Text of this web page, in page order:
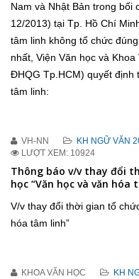
Nam và Nhật Bản trong bối
12/2013) tại Tp. Hồ Chí
tâm linh không tổ chức
nhất, Viện Văn học và
ĐHQG Tp.HCM) quyết định
tâm linh:
VH-NN KH NGỮ VĂN
LƯỢT XEM: 10924
Thông báo v/v thay đổi
học “Văn học và văn hóa
V/v thay đổi thời gian tổ
hóa tâm linh”
KHOA VĂN HỌC KH